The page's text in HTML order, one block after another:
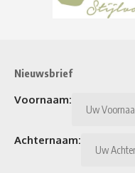
Nieuwsbrief
Voornaam:
Achternaam: